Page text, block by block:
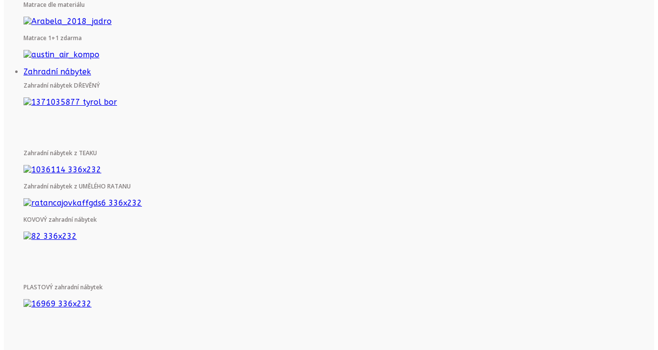
Matrace dle materiálu
Matrace 1+1 zdarma
Zahradní nábytek
Zahradní nábytek DŘEVĚNÝ
Zahradní nábytek z TEAKU
Zahradní nábytek z UMĚLÉHO RATANU
KOVOVÝ zahradní nábytek
PLASTOVÝ zahradní nábytek